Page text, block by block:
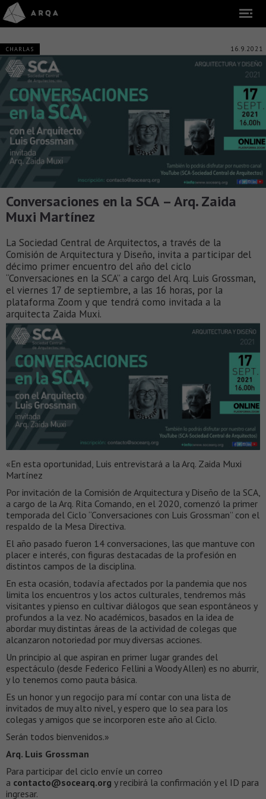
CHARLAS 16.9.2021
Conversaciones en la SCA – Arq. Zaida
Muxi Martínez
La Sociedad Central de Arquitectos, a través de la
Comisión de Arquitectura y Diseño, invita a participar del
décimo primer encuentro del año del ciclo
“Conversaciones en la SCA” a cargo del Arq. Luis Grossman,
el viernes 17 de septiembre, a las 16 horas, por la
plataforma Zoom y que tendrá como invitada a la
arquitecta Zaida Muxi.
«En esta oportunidad, Luis entrevistará a la Arq. Zaida Muxi
Martínez
Por invitación de la Comisión de Arquitectura y Diseño de la SCA,
a cargo de la Arq. Rita Comando, en el 2020, comenzó la primer
temporada del Ciclo “Conversaciones con Luis Grossman” con el
respaldo de la Mesa Directiva.
El año pasado fueron 14 conversaciones, las que mantuve con
placer e interés, con figuras destacadas de la profesión en
distintos campos de la disciplina.
En esta ocasión, todavía afectados por la pandemia que nos
limita los encuentros y los actos culturales, tendremos más
visitantes y pienso en cultivar diálogos que sean espontáneos y
profundos a la vez. No académicos, basados en la idea de
abordar muy distintas áreas de la actividad de colegas que
alcanzaron notoriedad por muy diversas acciones.
Un principio al que aspiran en primer lugar grandes del
espectáculo (desde Federico Fellini a Woody Allen) es no aburrir,
y lo tenemos como pauta básica.
Es un honor y un regocijo para mí contar con una lista de
invitados de muy alto nivel, y espero que lo sea para los
colegas y amigos que se incorporen este año al Ciclo.
Serán todos bienvenidos.»
Arq. Luis Grossman
Para participar del ciclo envíe un correo
a contacto@socearq.org y recibirá la confirmación y el ID para
ingresar.